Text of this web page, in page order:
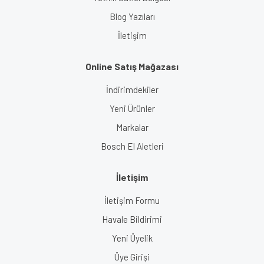
Blog Yazıları
İletişim
Online Satış Mağazası
İndirimdekiler
Yeni Ürünler
Markalar
Bosch El Aletleri
İletişim
İletişim Formu
Havale Bildirimi
Yeni Üyelik
Üye Girişi